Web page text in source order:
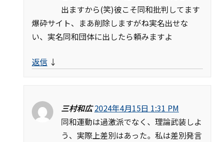
出ますから(笑)彼こそ同和批判してます
爆砕サイト、まあ削除しますがね実名出せな
い、実名同和団体に出したら頼みますよ
返信 ↓
三村和広 2024年4月15日 1:31 PM
同和運動は過激派でなく、理論武装しよ
う、実際上差別はあった。私は差別発言